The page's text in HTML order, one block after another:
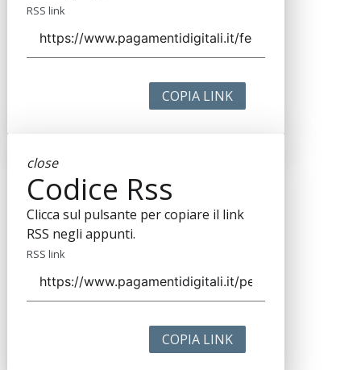
RSS link
COPIA LINK
close
Codice Rss
Clicca sul pulsante per copiare il link
RSS negli appunti.
RSS link
COPIA LINK